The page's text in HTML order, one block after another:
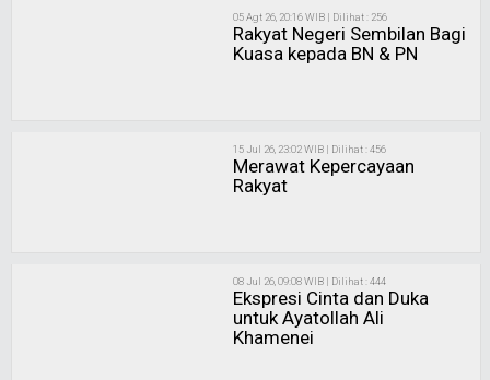
05 Agt 26, 20:16 WIB | Dilihat : 256
Rakyat Negeri Sembilan Bagi
Kuasa kepada BN & PN
15 Jul 26, 23:02 WIB | Dilihat : 456
Merawat Kepercayaan
Rakyat
08 Jul 26, 09:08 WIB | Dilihat : 444
Ekspresi Cinta dan Duka
untuk Ayatollah Ali
Khamenei